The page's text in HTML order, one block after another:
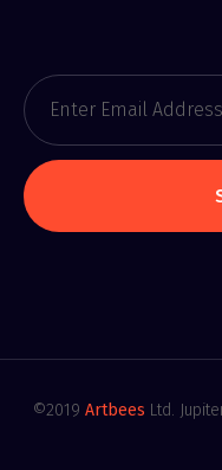
©2019 Artbees Ltd.